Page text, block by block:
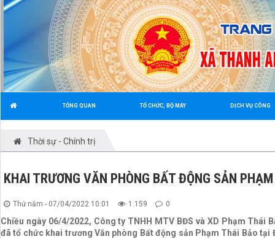
TỔNG QUAN TỔ CHỨC, BỘ MÁY DỊCH VỤ CÔNG
Thời sự - Chính trị
KHAI TRƯƠNG VĂN PHÒNG BẤT ĐỘNG SẢN
Thứ năm - 07/04/2022 10:01 1.159 0
Chiều ngày 06/4/2022, Công ty TNHH MTV BĐS và XD Phạm
đã tổ chức khai trương Văn phòng Bất động sản Phạm Thái Bảo tại